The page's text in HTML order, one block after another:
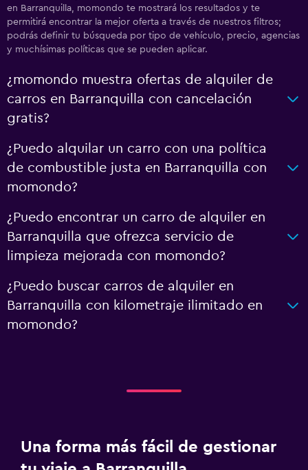
en Barranquilla, momondo te mostrará los resultados y te
permitirá encontrar la mejor oferta a través de nuestros filtros;
podrás definir tu búsqueda por tipo de vehículo, precio, agencias
y muchísimas políticas que se pueden aplicar.
¿momondo muestra ofertas de alquiler de
carros en Barranquilla con cancelación
gratis?
¿Puedo alquilar un carro con una política
de combustible justa en Barranquilla con
momondo?
¿Puedo encontrar un carro de alquiler en
Barranquilla que ofrezca servicio de
limpieza mejorada con momondo?
¿Puedo buscar carros de alquiler en
Barranquilla con kilometraje ilimitado en
momondo?
Una forma más fácil de gestionar